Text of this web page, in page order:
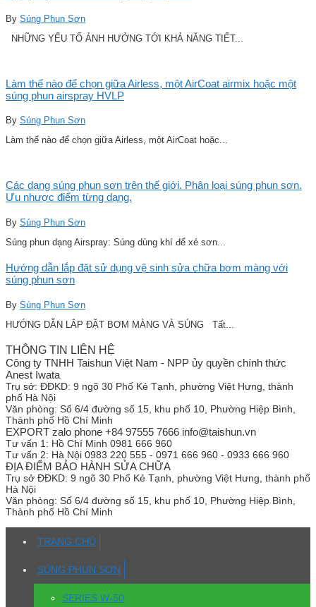
By Súng Phun Sơn
NHỮNG YẾU TỐ ẢNH HƯỞNG TỚI KHẢ NĂNG TIẾT...
Làm thế nào để chọn giữa Airless, một AirCoat airmix hoặc một
súng phun airspray HVLP
By Súng Phun Sơn
Làm thế nào để chọn giữa Airless, một AirCoat hoặc...
Các dạng súng phun sơn trên thế giới. Phân loại súng phun sơn.
Ưu nhược điểm từng dạng.
By Súng Phun Sơn
Súng phun dạng Airspray: Súng dùng khí để xé sơn...
Hướng dẫn lắp đặt sử dụng vệ sinh sửa chữa bơm màng với
súng phun sơn
By Súng Phun Sơn
HƯỚNG DẪN LẮP ĐẶT BƠM MÀNG VÀ SÚNG Tất...
THÔNG TIN LIÊN HỆ
Công ty TNHH Taishun Việt Nam - NPP ủy quyền chính thức
Anest Iwata
Trụ sở: ĐĐKD: 9 ngõ 30 Phố Kẻ Tạnh, phường Việt Hưng, thành
phố Hà Nội
Văn phòng: Số 6/4 đường số 15, khu phố 10, Phường Hiệp Bình,
Thành phố Hồ Chí Minh
EXPORT zalo phone +84 97555 7666 info@taishun.vn
Tư vấn 1: Hồ Chí Minh 0981 666 960
Tư vấn 2: Hà Nội 0983 220 555 - 0971 666 960 - 0933 666 960
ĐỊA ĐIỂM BẢO HÀNH SỬA CHỮA
Trụ sở ĐĐKD: 9 ngõ 30 Phố Kẻ Tạnh, phường Việt Hưng, thành phố
Hà Nội
Văn phòng: Số 6/4 đường số 15, khu phố 10, Phường Hiệp Bình,
Thành phố Hồ Chí Minh
TRANG CHỦ
SÚNG PHUN SƠN
SERIES W-50